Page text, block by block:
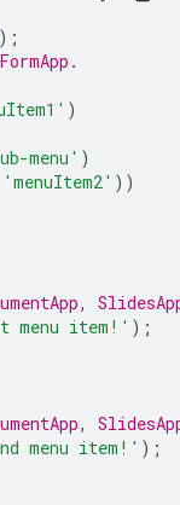
)
menu' )
'menuItem2' ))
menu item!' );
menu item!' );